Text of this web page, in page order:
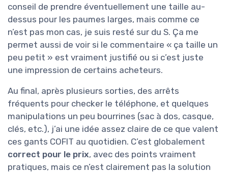
conseil de prendre éventuellement une taille au-
dessus pour les paumes larges, mais comme ce
n’est pas mon cas, je suis resté sur du S. Ça me
permet aussi de voir si le commentaire « ça taille un
peu petit » est vraiment justifié ou si c’est juste
une impression de certains acheteurs.
Au final, après plusieurs sorties, des arrêts
fréquents pour checker le téléphone, et quelques
manipulations un peu bourrines (sac à dos, casque,
clés, etc.), j’ai une idée assez claire de ce que valent
ces gants COFIT au quotidien. C’est globalement
correct pour le prix, avec des points vraiment
pratiques, mais ce n’est clairement pas la solution